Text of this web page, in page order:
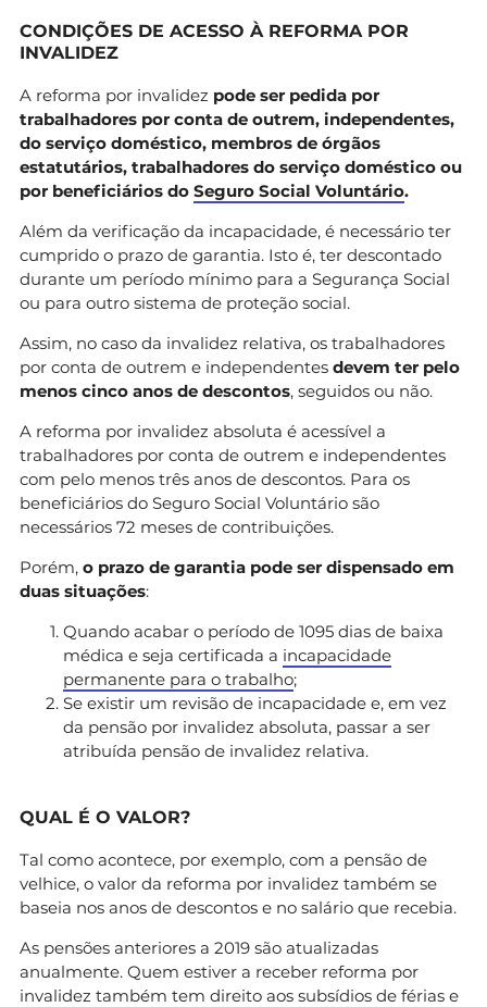
CONDIÇÕES DE ACESSO À REFORMA POR
INVALIDEZ
A reforma por invalidez pode ser pedida por
trabalhadores por conta de outrem, independentes,
do serviço doméstico, membros de órgãos
estatutários, trabalhadores do serviço doméstico ou
por beneficiários do Seguro Social Voluntário.
Além da verificação da incapacidade, é necessário ter
cumprido o prazo de garantia. Isto é, ter descontado
durante um período mínimo para a Segurança Social
ou para outro sistema de proteção social.
Assim, no caso da invalidez relativa, os trabalhadores
por conta de outrem e independentes devem ter pelo
menos cinco anos de descontos, seguidos ou não.
A reforma por invalidez absoluta é acessível a
trabalhadores por conta de outrem e independentes
com pelo menos três anos de descontos. Para os
beneficiários do Seguro Social Voluntário são
necessários 72 meses de contribuições.
Porém, o prazo de garantia pode ser dispensado em
duas situações:
Quando acabar o período de 1095 dias de baixa
médica e seja certificada a incapacidade
permanente para o trabalho;
Se existir um revisão de incapacidade e, em vez
da pensão por invalidez absoluta, passar a ser
atribuída pensão de invalidez relativa.
QUAL É O VALOR?
Tal como acontece, por exemplo, com a pensão de
velhice, o valor da reforma por invalidez também se
baseia nos anos de descontos e no salário que recebia.
As pensões anteriores a 2019 são atualizadas
anualmente. Quem estiver a receber reforma por
invalidez também tem direito aos subsídios de férias e